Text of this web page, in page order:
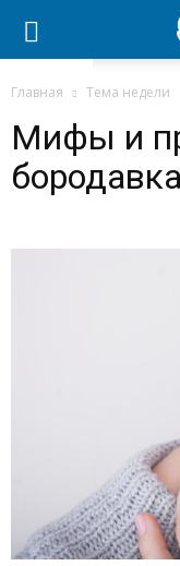
Главная Тема недели
Мифы и